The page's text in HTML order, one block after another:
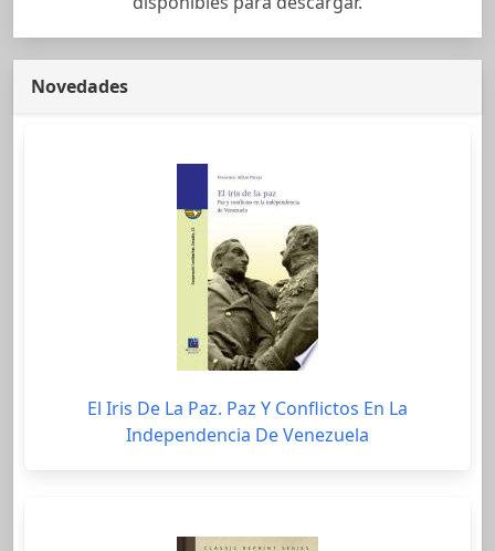
Novedades
El Iris De La Paz. Paz Y Conflictos En La
Independencia De Venezuela